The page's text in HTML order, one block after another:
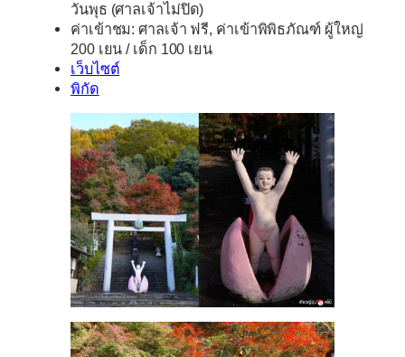
วันพุธ (ศาลเจ้าไม่ปิด)
ค่าเข้าชม: ศาลเจ้า ฟรี, ค่าเข้าพิพิธภัณฑ์ ผู้ใหญ่
200 เยน / เด็ก 100 เยน
เว็บไซต์
พิกัด